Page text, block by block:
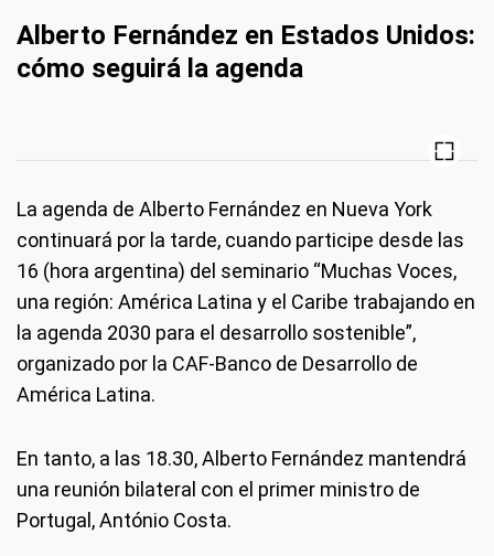
Alberto Fernández en Estados Unidos:
cómo seguirá la agenda
La agenda de Alberto Fernández en Nueva York
continuará por la tarde, cuando participe desde las
16 (hora argentina) del seminario “Muchas Voces,
una región: América Latina y el Caribe trabajando en
la agenda 2030 para el desarrollo sostenible”,
organizado por la CAF-Banco de Desarrollo de
América Latina.
En tanto, a las 18.30, Alberto Fernández mantendrá
una reunión bilateral con el primer ministro de
Portugal, António Costa.